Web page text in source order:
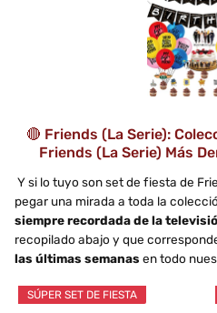
🔴 Friends (la Serie):
Friends (la Serie) Más
Y si lo tuyo son set de fiesta de
pegar una mirada a toda la
siempre recordada de la
recopilado abajo y que
las últimas semanas en todo
SÚPER SET DE FIESTA